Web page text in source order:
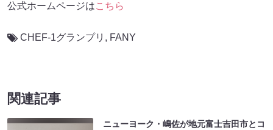
公式ホームページはこちら
CHEF-1グランプリ , FANY
関連記事
ニューヨーク・嶋佐が地元富士吉田市とコ